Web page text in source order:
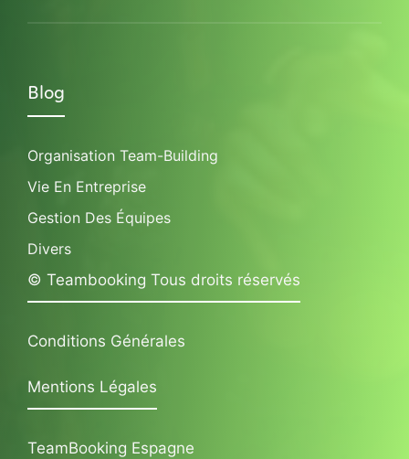
Blog
Organisation Team-Building
Vie En Entreprise
Gestion Des Équipes
Divers
© Teambooking Tous droits réservés
Conditions Générales
Mentions Légales
TeamBooking Espagne